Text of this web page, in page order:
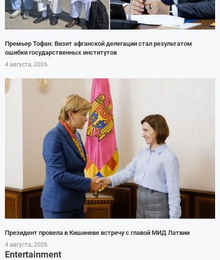
Премьер Тофан: Визит афганской делегации стал результатом
ошибки государственных институтов
4 августа, 2026
Президент провела в Кишиневе встречу с главой МИД Латвии
4 августа, 2026
Entertainment